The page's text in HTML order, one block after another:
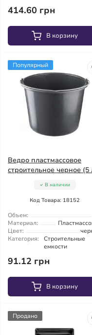
414.60 грн
В корзину
Популярный
Ведро пластмассовое
строительное черное (5
В наличии
Код Товара: 18152
Объем:
Материал:
Цвет:
Категория:
Строительные
емкости
91.12 грн
В корзину
Продано